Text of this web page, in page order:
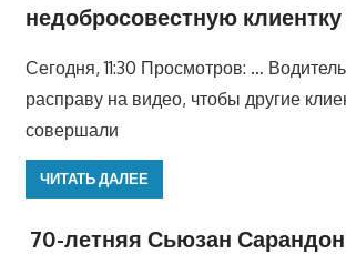
недобросовестную клиентку
Сегодня, 11:30 Просмотров: …
расправу на видео, чтобы другие
совершали
ЧИТАТЬ ДАЛЕЕ
70-летняя Сьюзан Сарандон